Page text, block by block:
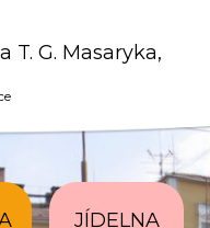
T. G. Masaryka,
JÍDELNA